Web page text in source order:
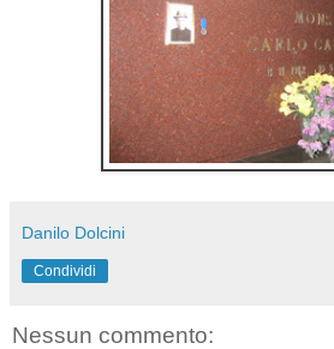
Danilo Dolcini
Condividi
Nessun commento: